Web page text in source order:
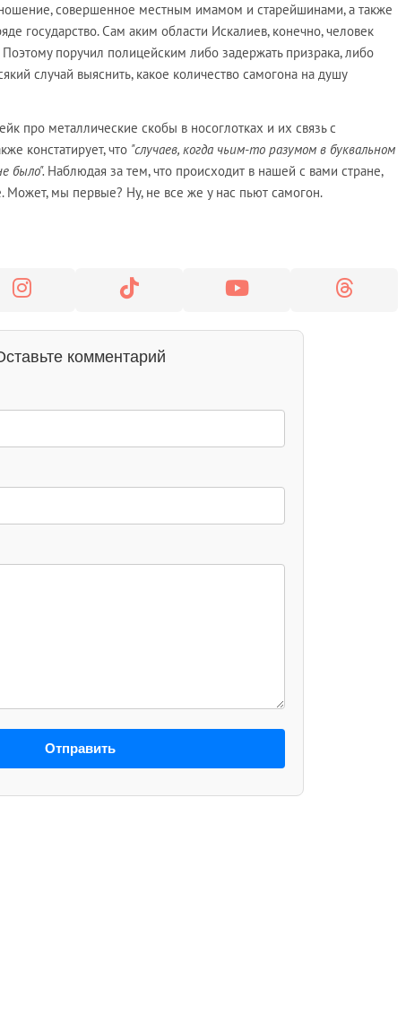
совершенное местным имамом и старейшинами, а также
государство. Сам аким области Искалиев, конечно, человек
поручил полицейским либо задержать призрака, либо
случай выяснить, какое количество самогона на душу
про металлические скобы в носоглотках и их связь с
констатирует, что "случаев, когда чьим-то разумом в буквальном
было". Наблюдая за тем, что происходит в нашей с вами стране,
Может, мы первые? Ну, не все же у нас пьют самогон.
комментарий
Отправить